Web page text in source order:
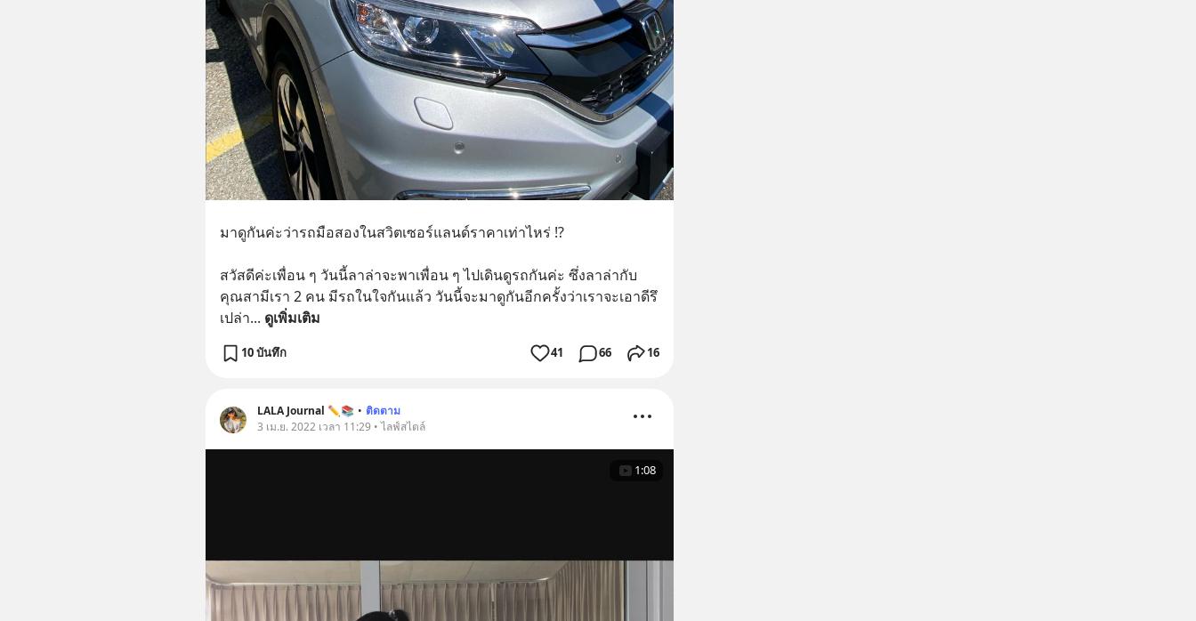
มาดูกันค่ะว่ารถมือสองในสวิตเซอร์แลนด์ราคาเท่าไหร่ ⁉️
สวัสดีค่ะเพื่อน ๆ วันนี้ลาล่าจะพาเพื่อน ๆ ไปเดินดูรถกันค่ะ ซึ่งลาล่ากับ
คุณสามีเรา 2 คน มีรถในใจกันแล้ว วันนี้จะมาดูกันอีกครั้งว่าเราจะเอาดีรึ
เปล่า... ดูเพิ่มเติม
10 บันทึก 41 66 16
LALA Journal ✏️📚 • ติดตาม
3 เม.ย. 2022 เวลา 11:29 • ไลฟ์สไตล์
1:08